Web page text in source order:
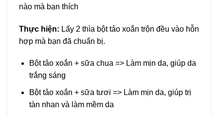
nào mà bạn thích
Thực hiện: Lấy 2 thìa bột tảo xoắn trộn đều vào hỗn
hợp mà bạn đã chuẩn bị.
Bột tảo xoắn + sữa chua => Làm mịn da, giúp da
trắng sáng
Bột tảo xoắn + sữa tươi => Làm mịn da, giúp trị
tàn nhan và làm mềm da